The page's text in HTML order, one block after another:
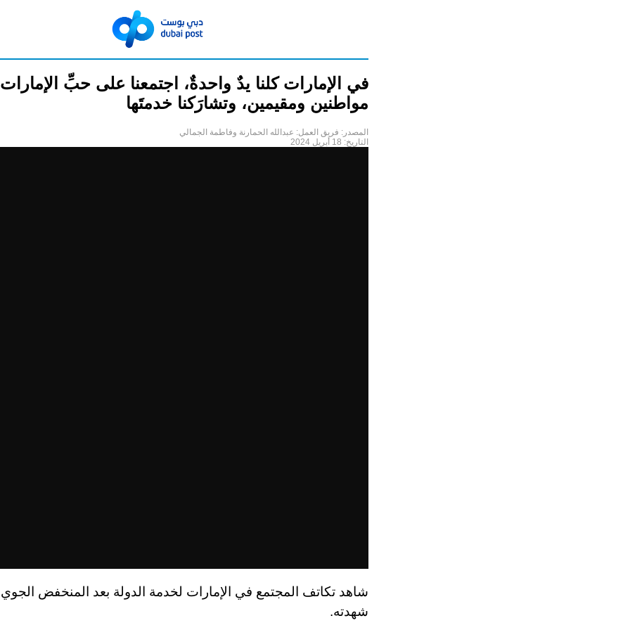
في الإمارات كلنا يدٌ واحدةٌ، اجتمعنا على حبِّ
مواطنين ومقيمين، وتشارَكنا خدمتَها
المصدر: فريق العمل: عبدالله الحمارنة وفاطمة الجمالي
التاريخ: 18 أبريل 2024
شاهد تكاتف المجتمع في الإمارات لخدمة الدولة بعد المنخفض
شهدته.